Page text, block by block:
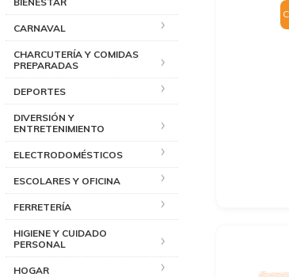
CARNAVAL
CHARCUTERÍA Y COMIDAS
PREPARADAS
DEPORTES
DIVERSIÓN Y
ENTRETENIMIENTO
ELECTRODOMÉSTICOS
ESCOLARES Y OFICINA
FERRETERÍA
HIGIENE Y CUIDADO
PERSONAL
HOGAR